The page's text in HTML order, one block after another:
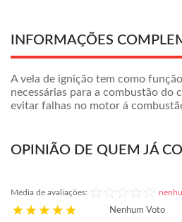
INFORMAÇÕES
A vela de ignição tem como
necessárias para a combustão do
evitar falhas no motor á
OPINIÃO DE QUEM JÁ
Média de avaliações:
Nenhum Voto